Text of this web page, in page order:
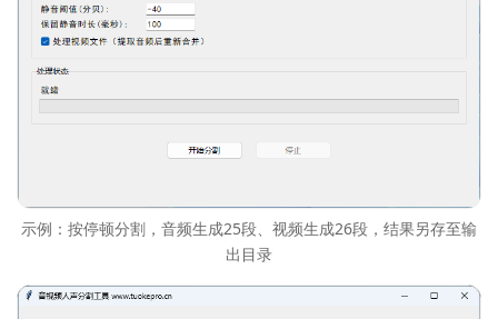
示例：按停顿分割，音频生成25段、视频生成26段，结果另存至输
出目录